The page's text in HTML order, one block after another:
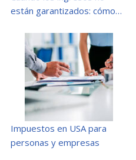
están garantizados: cómo…
Impuestos en USA para
personas y empresas